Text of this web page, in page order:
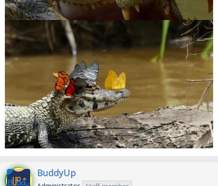
BuddyUp